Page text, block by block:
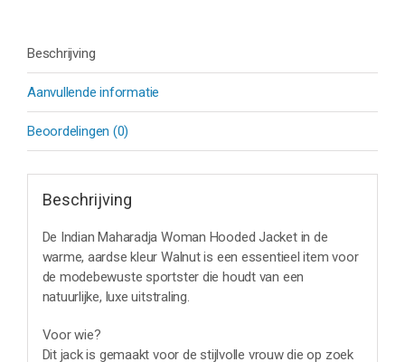
Beschrijving
Aanvullende informatie
Beoordelingen (0)
Beschrijving
De Indian Maharadja Woman Hooded Jacket in de
warme, aardse kleur Walnut is een essentieel item voor
de modebewuste sportster die houdt van een
natuurlijke, luxe uitstraling.
Voor wie?
Dit jack is gemaakt voor de stijlvolle vrouw die op zoek